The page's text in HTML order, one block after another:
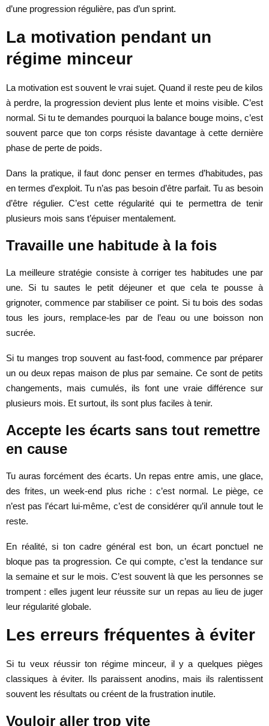
d’une progression régulière, pas d’un sprint.
La motivation pendant un
régime minceur
La motivation est souvent le vrai sujet. Quand il reste peu de kilos
à perdre, la progression devient plus lente et moins visible. C’est
normal. Si tu te demandes pourquoi la balance bouge moins, c’est
souvent parce que ton corps résiste davantage à cette dernière
phase de perte de poids.
Dans la pratique, il faut donc penser en termes d’habitudes, pas
en termes d’exploit. Tu n’as pas besoin d’être parfait. Tu as besoin
d’être régulier. C’est cette régularité qui te permettra de tenir
plusieurs mois sans t’épuiser mentalement.
Travaille une habitude à la fois
La meilleure stratégie consiste à corriger tes habitudes une par
une. Si tu sautes le petit déjeuner et que cela te pousse à
grignoter, commence par stabiliser ce point. Si tu bois des sodas
tous les jours, remplace-les par de l’eau ou une boisson non
sucrée.
Si tu manges trop souvent au fast-food, commence par préparer
un ou deux repas maison de plus par semaine. Ce sont de petits
changements, mais cumulés, ils font une vraie différence sur
plusieurs mois. Et surtout, ils sont plus faciles à tenir.
Accepte les écarts sans tout remettre
en cause
Tu auras forcément des écarts. Un repas entre amis, une glace,
des frites, un week-end plus riche : c’est normal. Le piège, ce
n’est pas l’écart lui-même, c’est de considérer qu’il annule tout le
reste.
En réalité, si ton cadre général est bon, un écart ponctuel ne
bloque pas ta progression. Ce qui compte, c’est la tendance sur
la semaine et sur le mois. C’est souvent là que les personnes se
trompent : elles jugent leur réussite sur un repas au lieu de juger
leur régularité globale.
Les erreurs fréquentes à éviter
Si tu veux réussir ton régime minceur, il y a quelques pièges
classiques à éviter. Ils paraissent anodins, mais ils ralentissent
souvent les résultats ou créent de la frustration inutile.
Vouloir aller trop vite